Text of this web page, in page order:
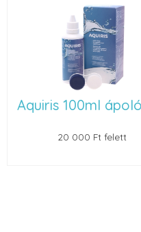
Szemüvegtok
22 000 Ft felett